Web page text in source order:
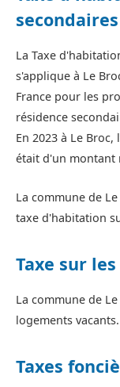
secondaires
La Taxe
s'applique à Le
France pour les
résidence
En 2023 à Le
était d'un montant
La commune de
taxe d'habitation
Taxe sur
La commune de
logements vacants.
Taxes